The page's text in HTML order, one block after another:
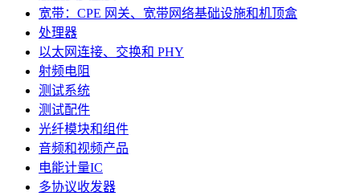
宽带：CPE 网关、宽带网络基础设施和机顶盒
处理器
以太网连接、交换和 PHY
射频电阻
测试系统
测试配件
光纤模块和组件
音频和视频产品
电能计量IC
多协议收发器